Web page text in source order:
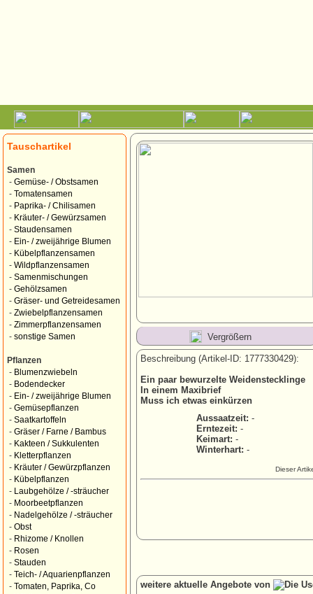
Tauschartikel
Samen
- Gemüse- / Obstsamen
- Tomatensamen
- Paprika- / Chilisamen
- Kräuter- / Gewürzsamen
- Staudensamen
- Ein- / zweijährige Blumen
- Kübelpflanzensamen
- Wildpflanzensamen
- Samenmischungen
- Gehölzsamen
- Gräser- und Getreidesamen
- Zwiebelpflanzensamen
- Zimmerpflanzensamen
- sonstige Samen
Pflanzen
- Blumenzwiebeln
- Bodendecker
- Ein- / zweijährige Blumen
- Gemüsepflanzen
- Saatkartoffeln
- Gräser / Farne / Bambus
- Kakteen / Sukkulenten
- Kletterpflanzen
- Kräuter / Gewürzpflanzen
- Kübelpflanzen
-
Laubgehölze / -sträucher
- Moorbeetpflanzen
- Nadelgehölze / -sträucher
- Obst
- Rhizome / Knollen
- Rosen
- Stauden
- Teich- / Aquarienpflanzen
- Tomaten, Paprika, Co
Vergrößern
Beschreibung (Artikel-ID: 1777330429):
Ein paar bewurzelte Weidenstecklinge
In einem Maxibrief
Muss ich etwas einkürzen
Aussaatzeit: -
Erntezeit: -
Keimart: -
Winterhart: -
Dieser
weitere aktuelle Angebote von